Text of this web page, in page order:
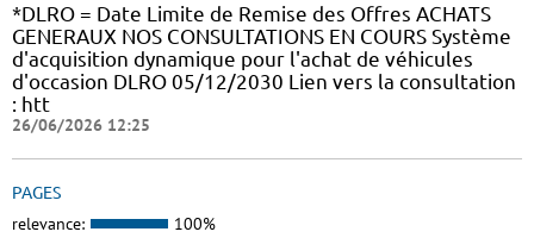
*DLRO = Date Limite de Remise des Offres ACHATS
GENERAUX NOS CONSULTATIONS EN COURS Système
d'acquisition dynamique pour l'achat de véhicules
d'occasion DLRO 05/12/2030 Lien vers la consultation
: htt
26/06/2026 12:25
PAGES
relevance: 100%